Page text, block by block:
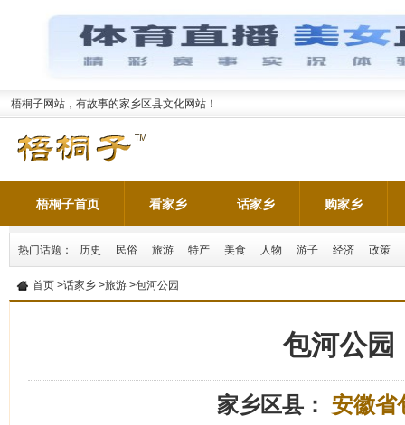
梧桐子网站，有故事的家乡区县文化网站！
梧桐子首页 看家乡 话家乡 购家乡
热门话题： 历史 民俗 旅游 特产 美食 人物 游子 经济 政策
首页 >话家乡 >旅游 >包河公园
包河公园
家乡区县： 安徽省